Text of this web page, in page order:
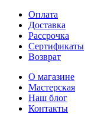
Оплата
Доставка
Рассрочка
Сертификаты
Возврат
О магазине
Мастерская
Наш блог
Контакты